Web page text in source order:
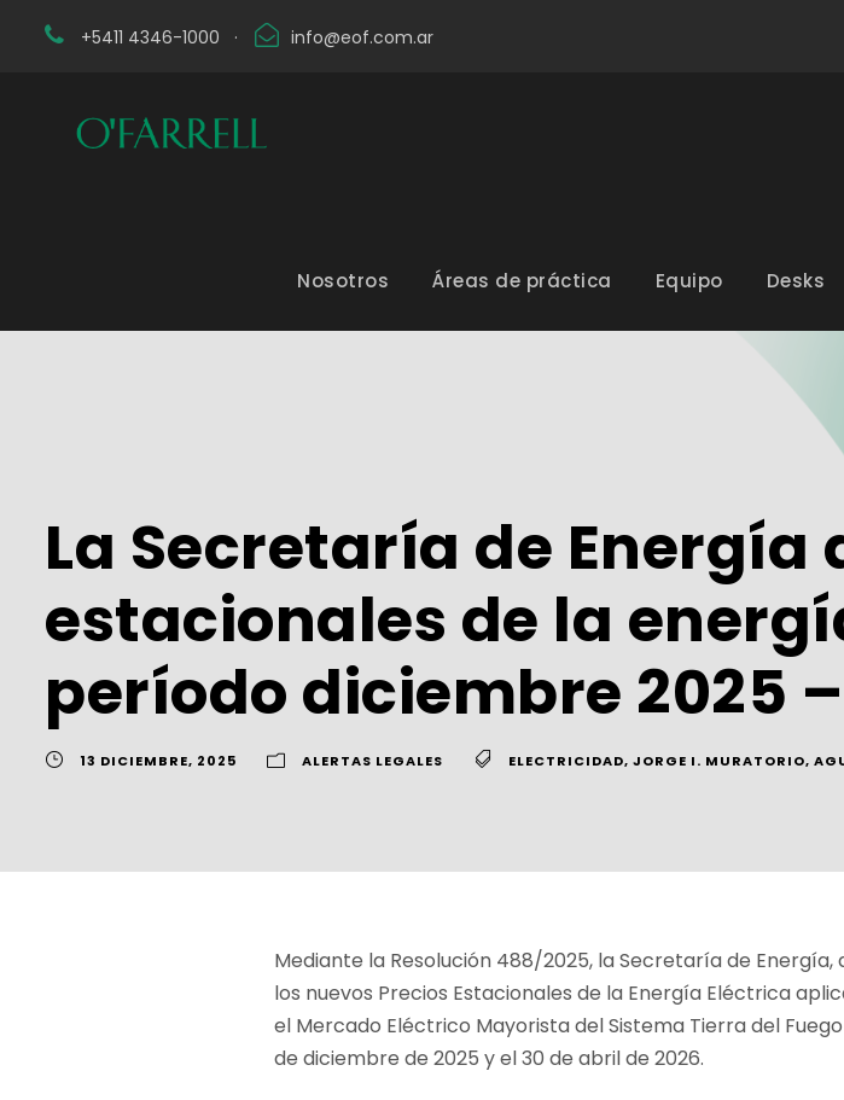
+5411 4346-1000 · info@eof.com.ar
Nosotros Áreas de práctica Equipo Desks
La Secretaría de
estacionales de la
período diciembre 2025
13 DICIEMBRE, 2025 ALERTAS LEGALES ELECTRICIDAD, JORGE I. MURATORIO,
Mediante la Resolución 488/2025, la Secretaría de
los nuevos Precios Estacionales de la Energía Eléctrica
el Mercado Eléctrico Mayorista del Sistema Tierra del
de diciembre de 2025 y el 30 de abril de 2026.